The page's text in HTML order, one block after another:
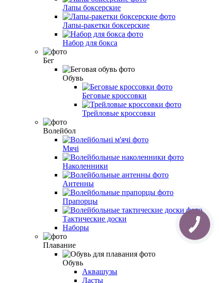
Лапы боксерские
Лапы-ракетки боксерские
Набор для бокса
Бег
Обувь
Беговые кроссовки
Трейловые кроссовки
Волейбол
Мячі
Наколенники
Антенны
Прапорцы
Тактические доски
Наборы
Плавание
Обувь
Аквашузы
Ласты